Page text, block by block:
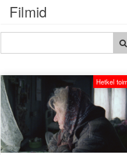
Filmid
Hetkel